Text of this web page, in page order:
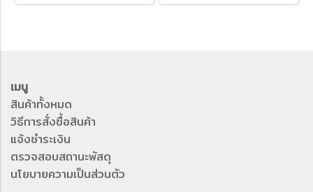
เมนู
สินค้าทั้งหมด
วิธีการสั่งซื้อสินค้า
แจ้งชำระเงิน
ตรวจสอบสถานะพัสดุ
นโยบายความเป็นส่วนตัว